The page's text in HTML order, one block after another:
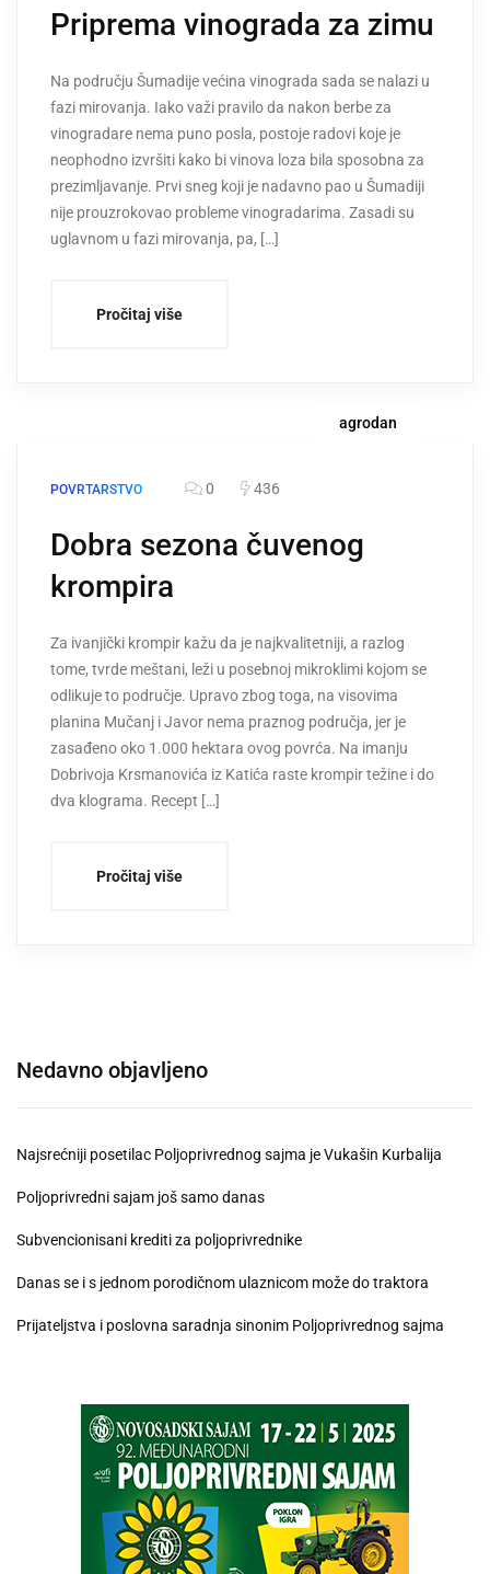
Priprema vinograda za zimu
Na području Šumadije većina vinograda sada se nalazi u
fazi mirovanja. Iako važi pravilo da nakon berbe za
vinogradare nema puno posla, postoje radovi koje je
neophodno izvršiti kako bi vinova loza bila sposobna za
prezimljavanje. Prvi sneg koji je nadavno pao u Šumadiji
nije prouzrokovao probleme vinogradarima. Zasadi su
uglavnom u fazi mirovanja, pa, […]
Pročitaj više
agrodan
POVRTARSTVO 0 436
Dobra sezona čuvenog
krompira
Za ivanjički krompir kažu da je najkvalitetniji, a razlog
tome, tvrde meštani, leži u posebnoj mikroklimi kojom se
odlikuje to područje. Upravo zbog toga, na visovima
planina Mučanj i Javor nema praznog područja, jer je
zasađeno oko 1.000 hektara ovog povrća. Na imanju
Dobrivoja Krsmanovića iz Katića raste krompir težine i do
dva klograma. Recept […]
Pročitaj više
Nedavno objavljeno
Najsrećniji posetilac Poljoprivrednog sajma je Vukašin Kurbalija
Poljoprivredni sajam još samo danas
Subvencionisani krediti za poljoprivrednike
Danas se i s jednom porodičnom ulaznicom može do traktora
Prijateljstva i poslovna saradnja sinonim Poljoprivrednog sajma